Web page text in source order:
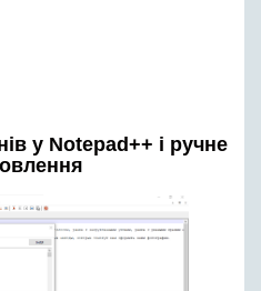
у Notepad++ і ручне